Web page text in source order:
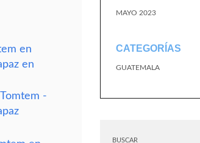
en
en
-
MAYO 2023
CATEGORÍAS
GUATEMALA
BUSCAR